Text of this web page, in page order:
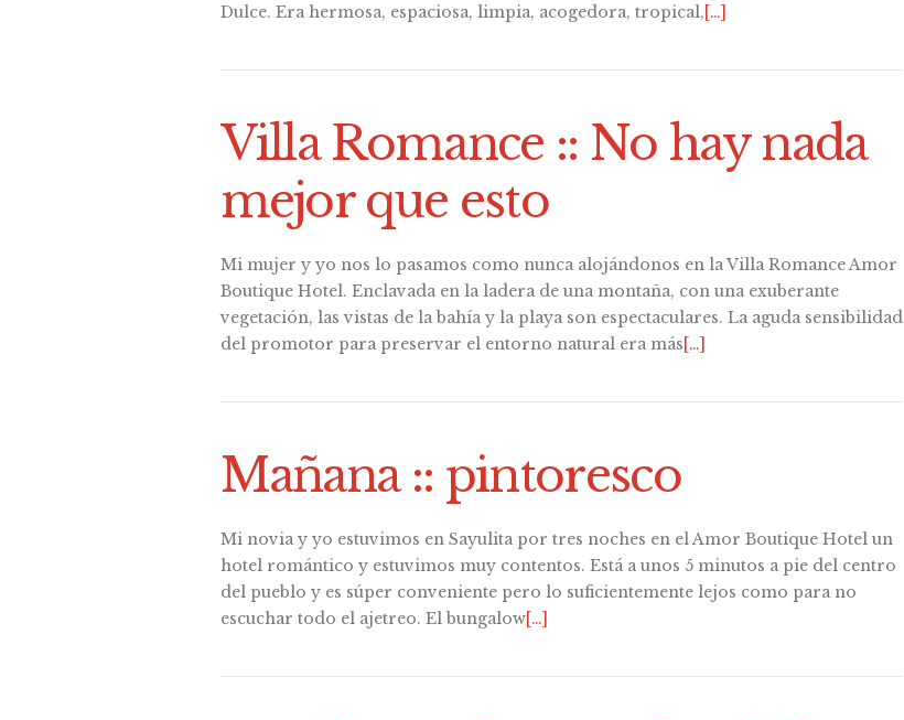
Dulce. Era hermosa, espaciosa, limpia, acogedora, tropical,[…]
Villa Romance :: No hay nada
mejor que esto
Mi mujer y yo nos lo pasamos como nunca alojándonos en la Villa Romance Amor
Boutique Hotel. Enclavada en la ladera de una montaña, con una exuberante
vegetación, las vistas de la bahía y la playa son espectaculares. La aguda sensibilidad
del promotor para preservar el entorno natural era más[…]
Mañana :: pintoresco
Mi novia y yo estuvimos en Sayulita por tres noches en el Amor Boutique Hotel un
hotel romántico y estuvimos muy contentos. Está a unos 5 minutos a pie del centro
del pueblo y es súper conveniente pero lo suficientemente lejos como para no
escuchar todo el ajetreo. El bungalow[…]